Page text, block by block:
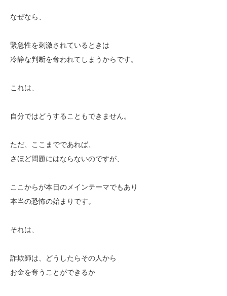
なぜなら、
緊急性を刺激されているときは
冷静な判断を奪われてしまうからです。
これは、
自分ではどうすることもできません。
ただ、ここまでであれば、
さほど問題にはならないのですが、
ここからが本日のメインテーマでもあり
本当の恐怖の始まりです。
それは、
詐欺師は、どうしたらその人から
お金を奪うことができるか